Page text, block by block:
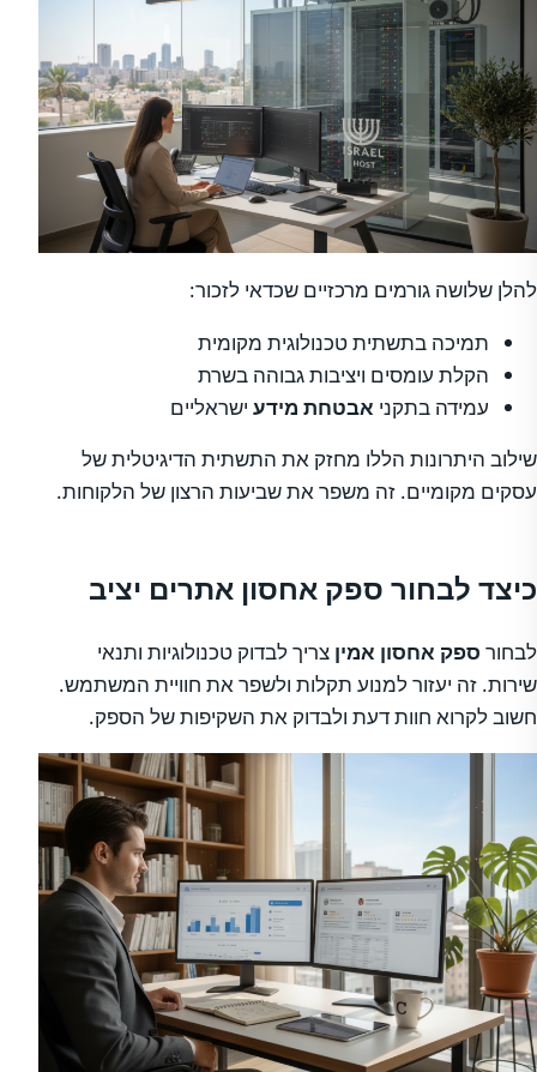
להלן שלושה גורמים מרכזיים שכדאי לזכור:
תמיכה בתשתית טכנולוגית מקומית
הקלת עומסים ויציבות גבוהה בשרת
עמידה בתקני אבטחת מידע ישראליים
שילוב היתרונות הללו מחזק את התשתית הדיגיטלית של
עסקים מקומיים. זה משפר את שביעות הרצון של הלקוחות.
כיצד לבחור ספק אחסון אתרים יציב
לבחור ספק אחסון אמין צריך לבדוק טכנולוגיות ותנאי
שירות. זה יעזור למנוע תקלות ולשפר את חוויית המשתמש.
חשוב לקרוא חוות דעת ולבדוק את השקיפות של הספק.